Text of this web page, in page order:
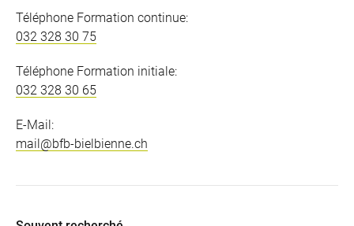
Téléphone Formation continue:
032 328 30 75
Téléphone Formation initiale:
032 328 30 65
E-Mail:
mail@bfb-bielbienne.ch